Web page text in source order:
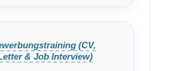
(CV,
& Job Interview)